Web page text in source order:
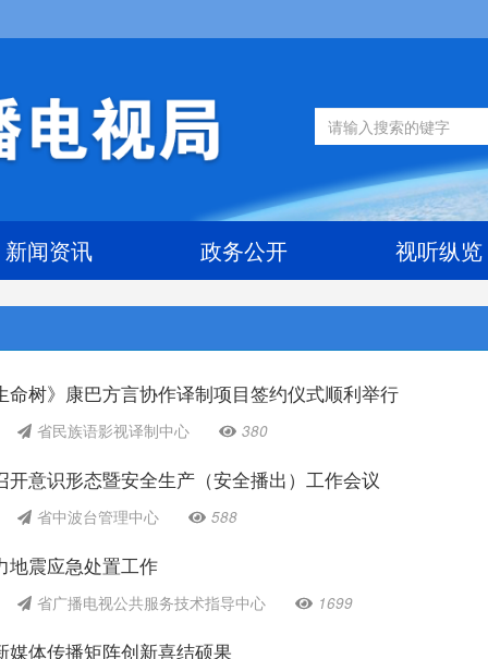
新闻资讯 政务公开 视听纵览
命树》康巴方言协作译制项目签约仪式顺利举行
省民族语影视译制中心 380
开意识形态暨安全生产（安全播出）工作会议
省中波台管理中心 588
地震应急处置工作
省广播电视公共服务技术指导中心 1699
媒体传播矩阵创新喜结硕果